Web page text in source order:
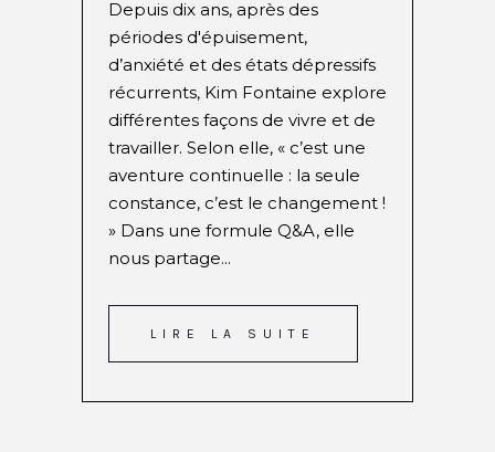
Depuis dix ans, après des
périodes d'épuisement,
d’anxiété et des états dépressifs
récurrents, Kim Fontaine explore
différentes façons de vivre et de
travailler. Selon elle, « c’est une
aventure continuelle : la seule
constance, c’est le changement !
» Dans une formule Q&A, elle
nous partage...
LIRE LA SUITE